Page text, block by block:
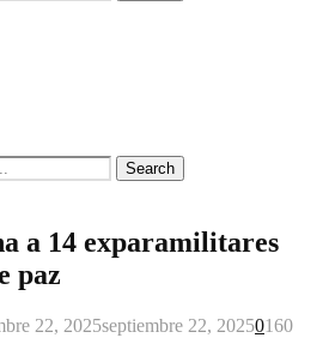
Search
a 14 exparamilitares
paz
22, 2025septiembre 22, 20250160